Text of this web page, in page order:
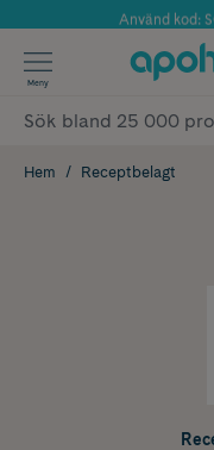
Årets
Använd kod:
✓
Meny
Hem Receptbelagt